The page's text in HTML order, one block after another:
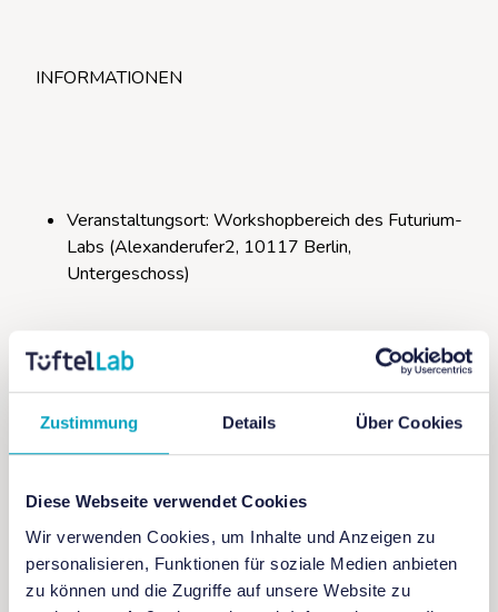
Zustimmung Details Über Cookies
Diese Webseite verwendet Cookies
Wir verwenden Cookies, um Inhalte und Anzeigen zu
personalisieren, Funktionen für soziale Medien anbieten
zu können und die Zugriffe auf unsere Website zu
INFORMATIONEN
Veranstaltungsort: Workshopbereich des Futurium-
Labs (Alexanderufer2, 10117 Berlin,
Untergeschoss)
Für Familien, Kinder (ab 8 Jahre)
Eintritt: kostenfrei
Veranstaltungssprache: Deutsch
Teilnahmebedingungen: keine Vorkentnisse